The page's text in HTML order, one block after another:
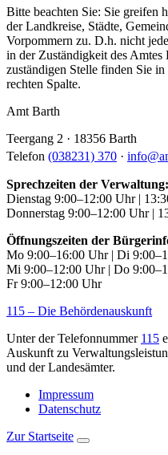
Bitte beachten Sie: Sie greifen
der Landkreise, Städte,
Vorpommern zu. D.h. nicht
in der Zuständigkeit des
zuständigen Stelle finden Sie
rechten Spalte.
Amt Barth
Teergang 2 · 18356 Barth
Telefon (038231) 370 · info@
Sprechzeiten der Verwaltung:
Dienstag 9:00–12:00 Uhr |
Donnerstag 9:00–12:00 Uhr |
Öffnungszeiten der
Mo 9:00–16:00 Uhr | Di
Mi 9:00–12:00 Uhr | Do
Fr 9:00–12:00 Uhr
115 – Die Behördenauskunft
Unter der Telefonnummer 115
Auskunft zu
und der Landesämter.
Impressum
Datenschutz
Zur Startseite